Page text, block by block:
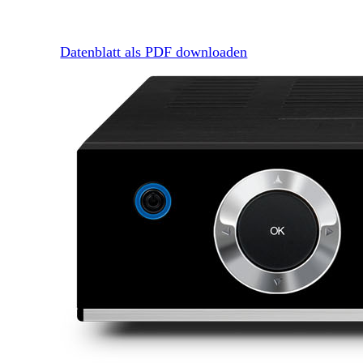
Datenblatt als PDF downloaden